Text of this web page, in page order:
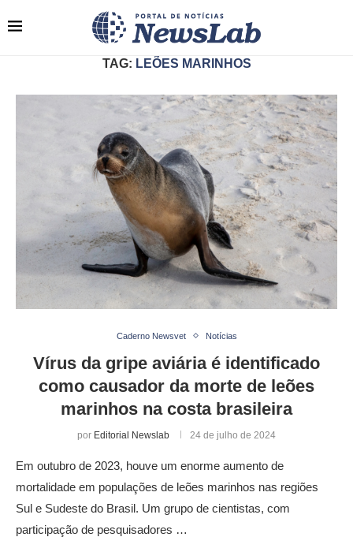
TAG: LEÕES MARINHOS
Caderno Newsvet Notícias
Vírus da gripe aviária é identificado
como causador da morte de leões
marinhos na costa brasileira
por Editorial Newslab 24 de julho de 2024
Em outubro de 2023, houve um enorme aumento de
mortalidade em populações de leões marinhos nas regiões
Sul e Sudeste do Brasil. Um grupo de cientistas, com
participação de pesquisadores …